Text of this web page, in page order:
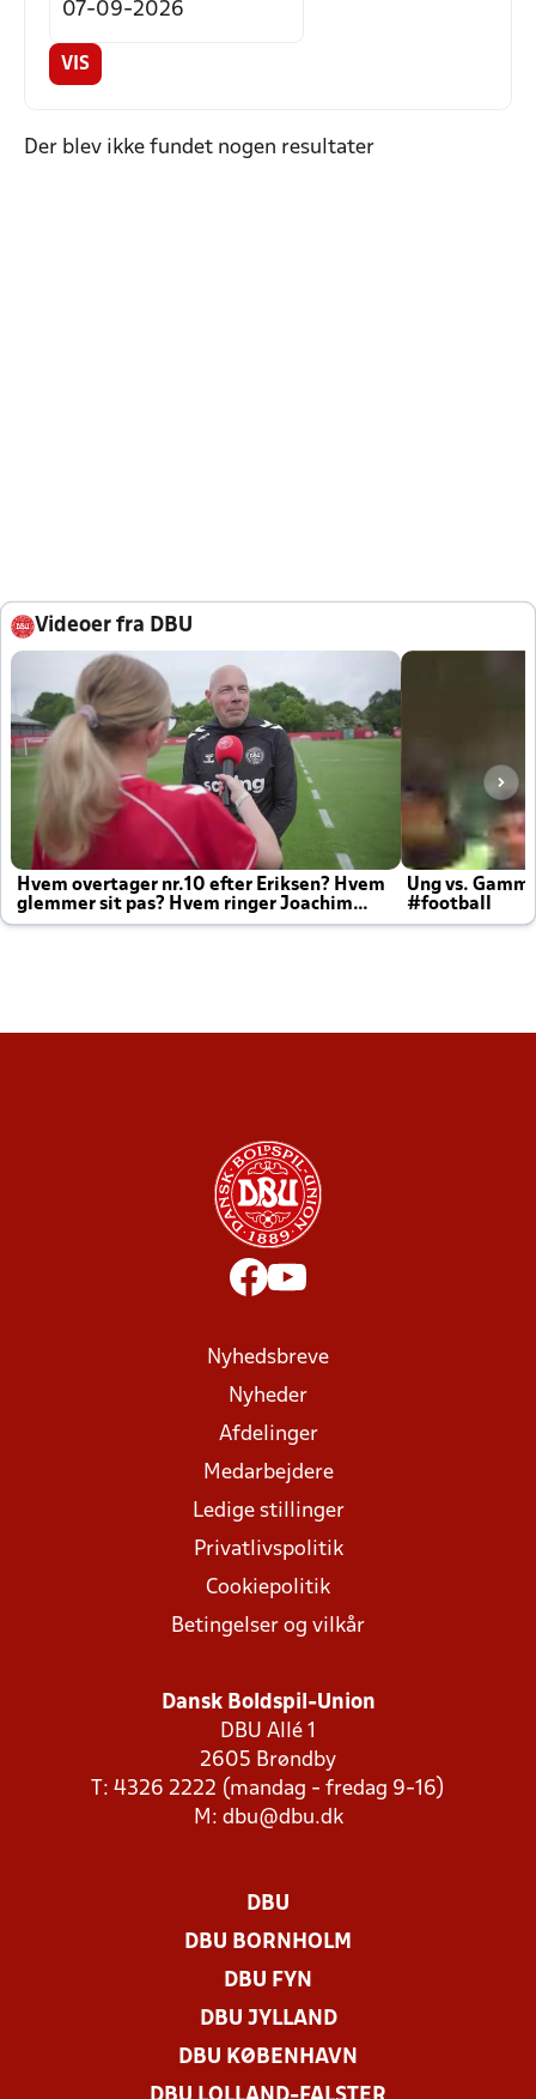
VIS
Der blev ikke fundet nogen resultater
Videoer fra DBU
Hvem overtager nr.10 efter Eriksen? Hvem
glemmer sit pas? Hvem ringer Joachim
altid til efter kampe?
Ung vs.
#football
Nyhedsbreve
Nyheder
Afdelinger
Medarbejdere
Ledige stillinger
Privatlivspolitik
Cookiepolitik
Betingelser og vilkår
Dansk Boldspil-Union
DBU Allé 1
2605 Brøndby
T: 4326 2222 (mandag - fredag 9-16)
M: dbu@dbu.dk
DBU
DBU BORNHOLM
DBU FYN
DBU JYLLAND
DBU KØBENHAVN